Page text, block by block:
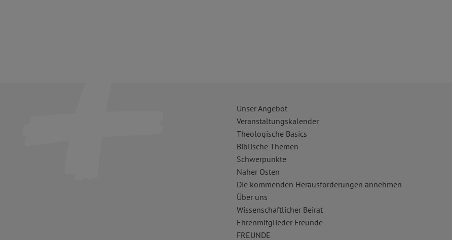
Unser Angebot
Veranstaltungskalender
Theologische Basics
Biblische Themen
Schwerpunkte
Naher Osten
Die kommenden Herausforderungen annehmen
Über uns
Wissenschaftlicher Beirat
Ehrenmitglieder Freunde
FREUNDE